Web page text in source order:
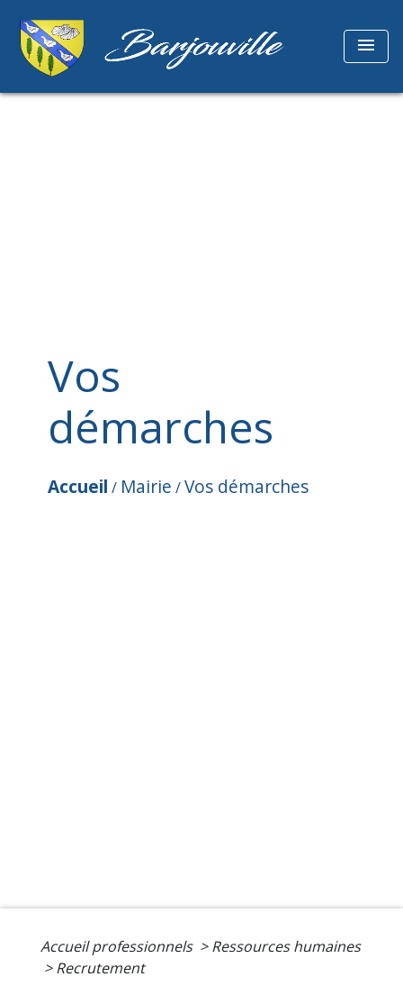
menu
Vos
démarches
Accueil / Mairie /Vos démarches
Accueil professionnels > Ressources humaines
> Recrutement